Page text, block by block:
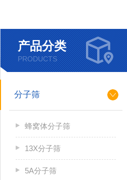
产品分类
PRODUCTS
分子筛
蜂窝体分子筛
13X分子筛
5A分子筛